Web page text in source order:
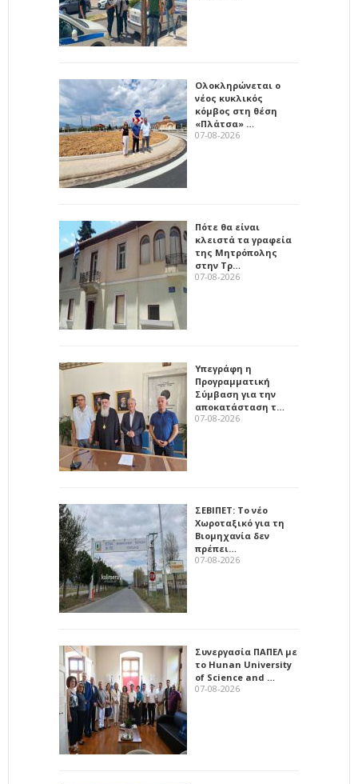
Ολοκληρώνεται ο
νέος κυκλικός
κόμβος στη θέση
«Πλάτσα» …
07-08-2026
Πότε θα είναι
κλειστά τα γραφεία
της Μητρόπολης
στην Τρ…
07-08-2026
Υπεγράφη η
Προγραμματική
Σύμβαση για την
αποκατάσταση τ…
07-08-2026
ΣΕΒΙΠΕΤ: Το νέο
Χωροταξικό για τη
Βιομηχανία δεν
πρέπει…
07-08-2026
Συνεργασία ΠΑΠΕΛ με
το Hunan University
of Science and …
07-08-2026